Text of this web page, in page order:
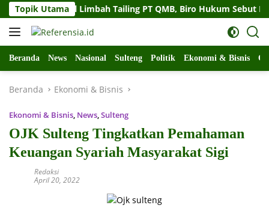
Langsung
ke
konten
Topik Utama
Soal Limbah Tailing PT QMB, Biro Hukum Sebut Pemprov
Beranda News Nasional Sulteng Politik Ekonomi & Bisnis
Beranda Ekonomi & Bisnis
Ekonomi & Bisnis, News,Sulteng
OJK Sulteng Tingkatkan Pemahaman
Keuangan Syariah Masyarakat Sigi
Redaksi
April 20, 2022